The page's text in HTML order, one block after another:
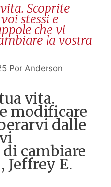
Scoprite
stessi e
che vi
la vostra
Por Anderson
vita.
modificare
dalle
cambiare
Jeffrey E.